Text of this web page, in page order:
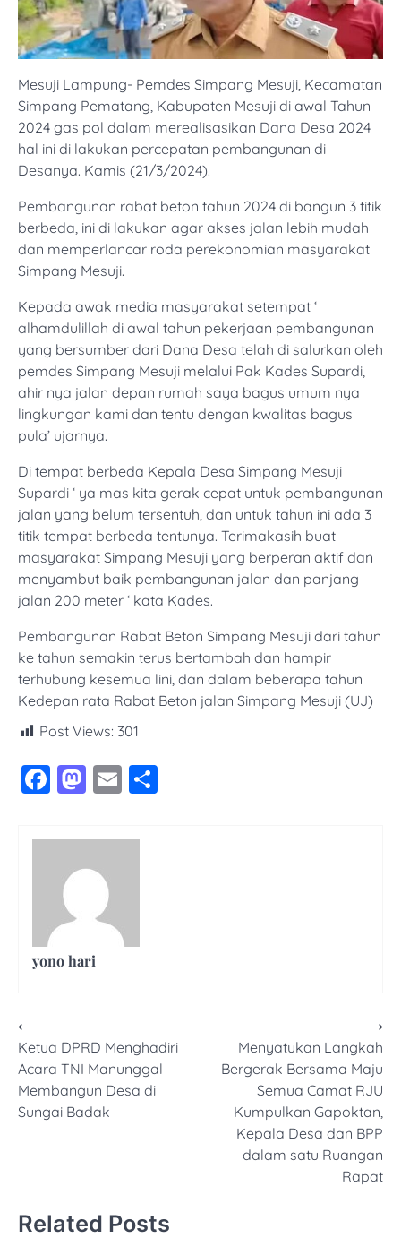
Mesuji Lampung- Pemdes Simpang Mesuji, Kecamatan
Simpang Pematang, Kabupaten Mesuji di awal Tahun
2024 gas pol dalam merealisasikan Dana Desa 2024
hal ini di lakukan percepatan pembangunan di
Desanya. Kamis (21/3/2024).
Pembangunan rabat beton tahun 2024 di bangun 3 titik
berbeda, ini di lakukan agar akses jalan lebih mudah
dan memperlancar roda perekonomian masyarakat
Simpang Mesuji.
Kepada awak media masyarakat setempat ‘
alhamdulillah di awal tahun pekerjaan pembangunan
yang bersumber dari Dana Desa telah di salurkan oleh
pemdes Simpang Mesuji melalui Pak Kades Supardi,
ahir nya jalan depan rumah saya bagus umum nya
lingkungan kami dan tentu dengan kwalitas bagus
pula’ ujarnya.
Di tempat berbeda Kepala Desa Simpang Mesuji
Supardi ‘ ya mas kita gerak cepat untuk pembangunan
jalan yang belum tersentuh, dan untuk tahun ini ada 3
titik tempat berbeda tentunya. Terimakasih buat
masyarakat Simpang Mesuji yang berperan aktif dan
menyambut baik pembangunan jalan dan panjang
jalan 200 meter ‘ kata Kades.
Pembangunan Rabat Beton Simpang Mesuji dari tahun
ke tahun semakin terus bertambah dan hampir
terhubung kesemua lini, dan dalam beberapa tahun
Kedepan rata Rabat Beton jalan Simpang Mesuji (UJ)
Post Views: 301
Facebook
Mastodon
Email
yono hari
Navigasi
pos
⟵
Ketua DPRD Menghadiri
Acara TNI Manunggal
Membangun Desa di
Sungai Badak
Menyatukan Langkah
Bergerak Bersama Maju
Semua Camat RJU
Kumpulkan Gapoktan,
Kepala Desa dan BPP
dalam satu Ruangan
Rapat
⟶
Related Posts